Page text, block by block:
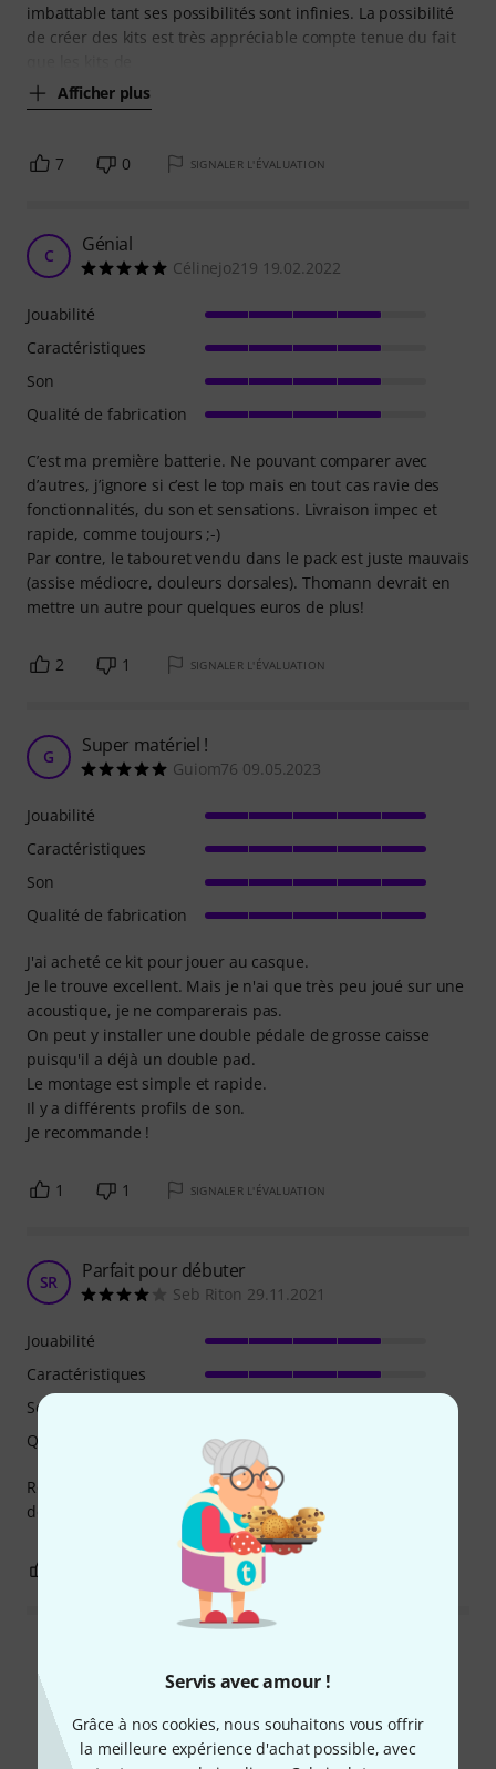
Servis avec amour !
Grâce à nos cookies, nous souhaitons vous offrir
la meilleure expérience d'achat possible, avec
imbattable tant ses possibilités sont infinies. La possibilité
de créer des kits est très appréciable compte tenue du fait
Afficher plus
7 0 SIGNALER L'ÉVALUATION
C Génial
Célinejo219 19.02.2022
C’est ma première batterie. Ne pouvant comparer avec
d’autres, j’ignore si c’est le top mais en tout cas ravie des
fonctionnalités, du son et sensations. Livraison impec et
rapide, comme toujours ;-)
Par contre, le tabouret vendu dans le pack est juste mauvais
(assise médiocre, douleurs dorsales). Thomann devrait en
mettre un autre pour quelques euros de plus!
Jouabilité
Caractéristiques
Son
Qualité de fabrication
2 1 SIGNALER L'ÉVALUATION
G Super matériel !
Guiom76 09.05.2023
J'ai acheté ce kit pour jouer au casque.
Je le trouve excellent. Mais je n'ai que très peu joué sur une
acoustique, je ne comparerais pas.
On peut y installer une double pédale de grosse caisse
puisqu'il a déjà un double pad.
Le montage est simple et rapide.
Il y a différents profils de son.
Je recommande !
Jouabilité
Caractéristiques
Son
Qualité de fabrication
1 1 SIGNALER L'ÉVALUATION
SR Parfait pour débuter
Seb Riton 29.11.2021
Robuste, un très bon son, une valeur sûre Roland pour
débuter la batterie !
Jouabilité
Caractéristiques
Son
Qualité de fabrication
SIGNALER L'ÉVALUATION
Le saviez-vous?